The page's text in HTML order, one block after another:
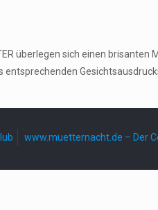
überlegen sich einen brisanten
www.muetternacht.de – Der